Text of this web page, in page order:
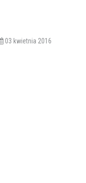
03 kwietnia 2016